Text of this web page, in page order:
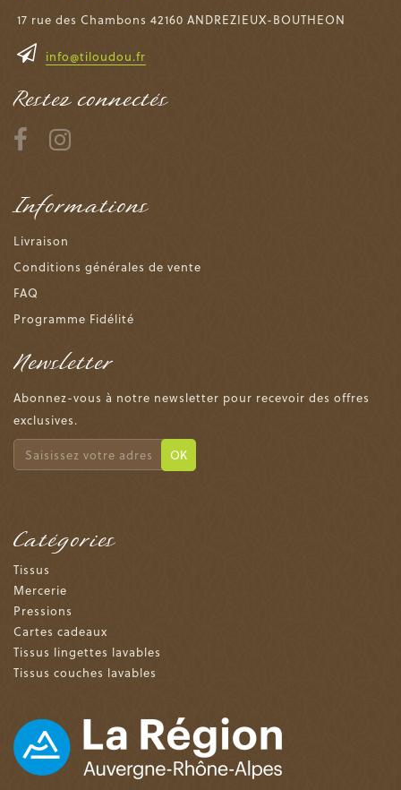
17 rue des Chambons 42160 ANDREZIEUX-BOUTHEON
info@tiloudou.fr
Restez connectés
Informations
Livraison
Conditions générales de vente
FAQ
Programme Fidélité
Newsletter
Abonnez-vous à notre newsletter pour recevoir des offres
exclusives.
OK
Catégories
Tissus
Mercerie
Pressions
Cartes cadeaux
Tissus lingettes lavables
Tissus couches lavables